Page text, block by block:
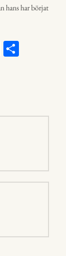
hans har börjat
Te